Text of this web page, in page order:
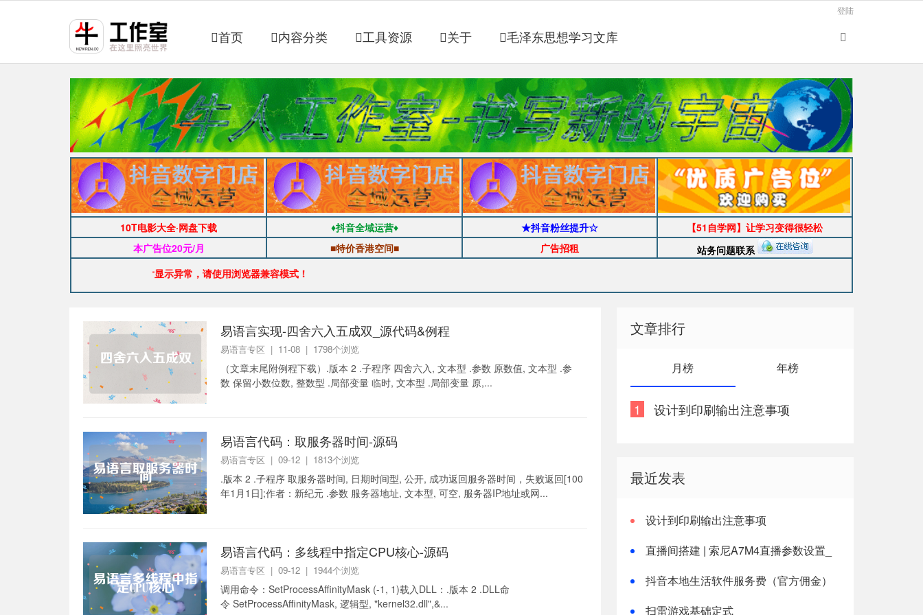
登陆
首页 内容分类 工具资源 关于 毛泽东思想学习文库
10T电影大全·网盘下载 ♦抖音全域运营♦ ★抖音粉丝提升☆
【51自学网】让学习变得很轻松
本广告位20元/月
■特价香港空间■ 广告招租
站务问题联系
公告：如图片显示异常，请使用浏览器兼容模式！
易语言实现-四舍六入五成双_源代码&例程
易语言专区 | 11-08 | 1798个浏览
（文章末尾附例程下载）.版本 2 .子程序 四舍六入, 文本型 .参数 原数值, 文本型 .参
数 保留小数位数, 整数型 .局部变量 临时, 文本型 .局部变量 原,...
易语言代码：取服务器时间-源码
易语言专区 | 09-12 | 1813个浏览
.版本 2 .子程序 取服务器时间, 日期时间型, 公开, 成功返回服务器时间，失败返回[100
年1月1日];作者：新纪元 .参数 服务器地址, 文本型, 可空, 服务器IP地址或网...
易语言代码：多线程中指定CPU核心-源码
易语言专区 | 09-12 | 1944个浏览
调用命令：SetProcessAffinityMask (-1, 1)载入DLL：.版本 2 .DLL命
令 SetProcessAffinityMask, 逻辑型, "kernel32.dll",&...
文章排行
月榜 年榜
1 设计到印刷输出注意事项
最近发表
设计到印刷输出注意事项
直播间搭建 | 索尼A7M4直播参数设置_
抖音本地生活软件服务费（官方佣金）
扫雷游戏基础定式